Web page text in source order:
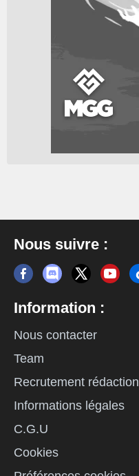
Nous suivre :
Information :
Nous contacter
Team
Recrutement rédaction
Informations légales
C.G.U
Cookies